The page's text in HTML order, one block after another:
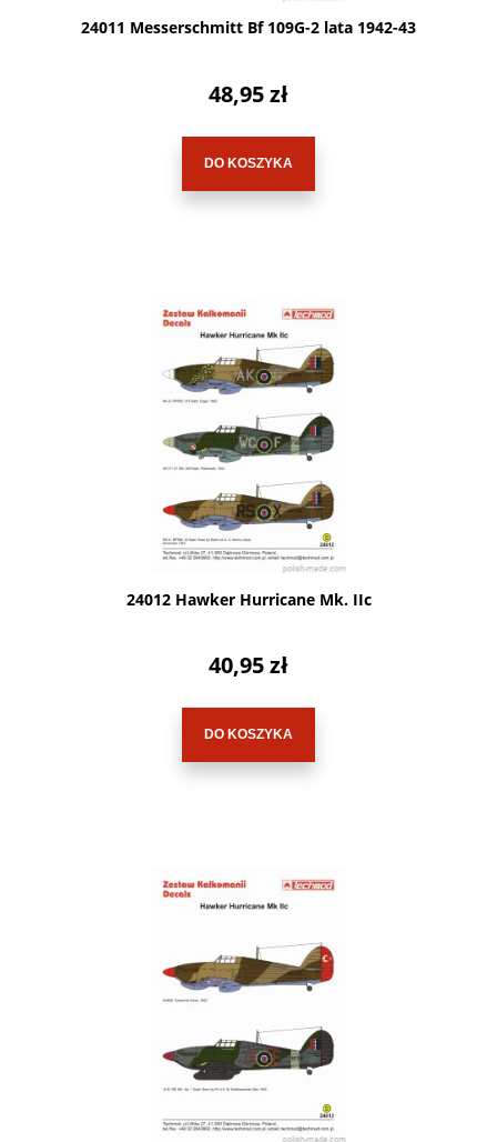
24011 Messerschmitt Bf 109G-2 lata 1942-43
48,95 zł
DO KOSZYKA
24012 Hawker Hurricane Mk. IIc
40,95 zł
DO KOSZYKA